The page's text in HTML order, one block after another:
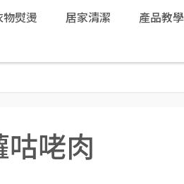
物熨燙 居家清潔 產品教
咾肉